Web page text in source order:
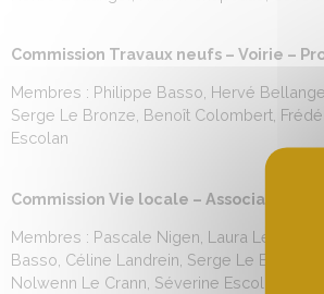
Commission Travaux neufs – Voirie –
Membres : Philippe Basso, Hervé
Serge Le Bronze, Benoît Colombert,
Escolan
Commission Vie locale – Associations –
Membres : Pascale Nigen, Laura Le May,
Basso, Céline Landrein, Serge Le Bronze,
Nolwenn Le Crann, Séverine Escolan